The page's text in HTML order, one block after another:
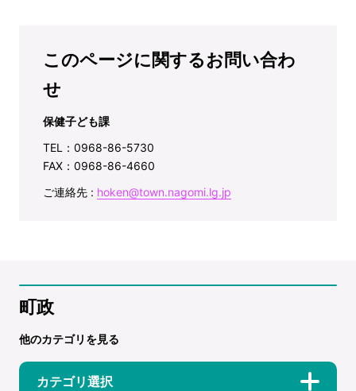
このページに関するお問い合わ
せ
保健子ども課
TEL：0968-86-5730
FAX：0968-86-4660
ご連絡先 : hoken@town.nagomi.lg.jp
町政
他のカテゴリを見る
カテゴリ選択